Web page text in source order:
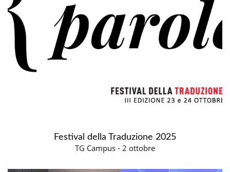
Festival della Traduzione 2025
TG Campus - 2 ottobre